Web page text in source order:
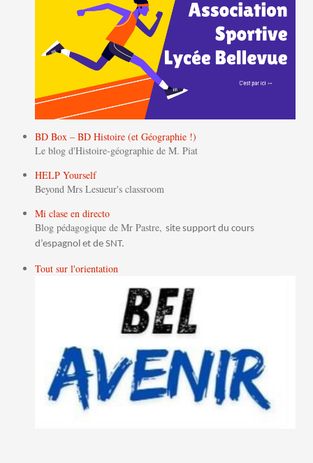
BD Box – BD Histoire (et Géographie !)
Le blog d'Histoire-géographie de M. Piat
HELP Yourself
Beyond Mrs Lesueur's classroom
Mi clase en directo
Blog pédagogique de Mr Pastre, site support du cours
d’espagnol et de SNT.
Tout sur l'orientation